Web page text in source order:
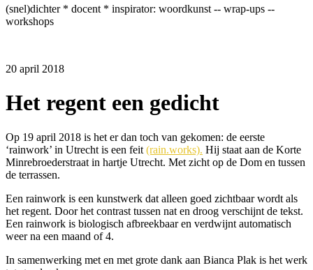
(snel)dichter * docent * inspirator: woordkunst -- wrap-ups --
workshops
20 april 2018
Het regent een gedicht
Op 19 april 2018 is het er dan toch van gekomen: de eerste
‘rainwork’ in Utrecht is een feit (rain.works). Hij staat aan de Korte
Minrebroederstraat in hartje Utrecht. Met zicht op de Dom en tussen
de terrassen.
Een rainwork is een kunstwerk dat alleen goed zichtbaar wordt als
het regent. Door het contrast tussen nat en droog verschijnt de tekst.
Een rainwork is biologisch afbreekbaar en verdwijnt automatisch
weer na een maand of 4.
In samenwerking met en met grote dank aan Bianca Plak is het werk